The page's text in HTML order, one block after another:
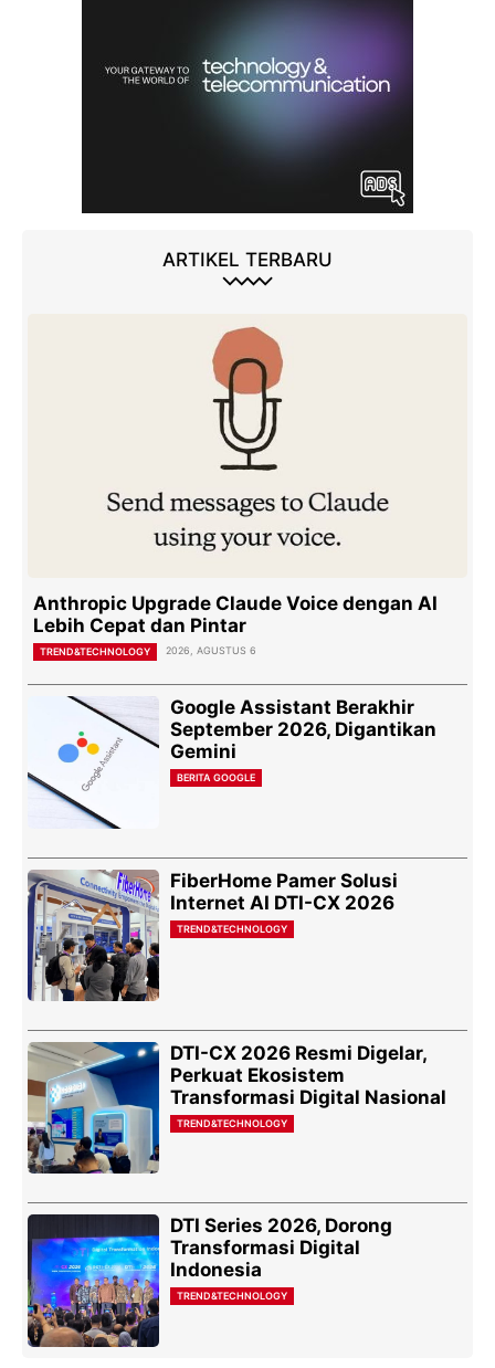
ARTIKEL TERBARU
Anthropic Upgrade Claude Voice dengan AI
Lebih Cepat dan Pintar
TREND&TECHNOLOGY 2026, AGUSTUS 6
Google Assistant Berakhir
September 2026, Digantikan
Gemini
BERITA GOOGLE
FiberHome Pamer Solusi
Internet AI DTI-CX 2026
TREND&TECHNOLOGY
DTI-CX 2026 Resmi Digelar,
Perkuat Ekosistem
Transformasi Digital Nasional
TREND&TECHNOLOGY
DTI Series 2026, Dorong
Transformasi Digital
Indonesia
TREND&TECHNOLOGY